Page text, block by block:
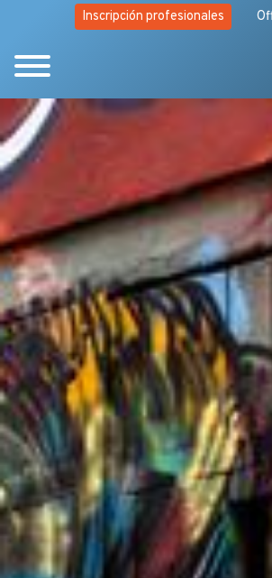
Inscripción profesionales